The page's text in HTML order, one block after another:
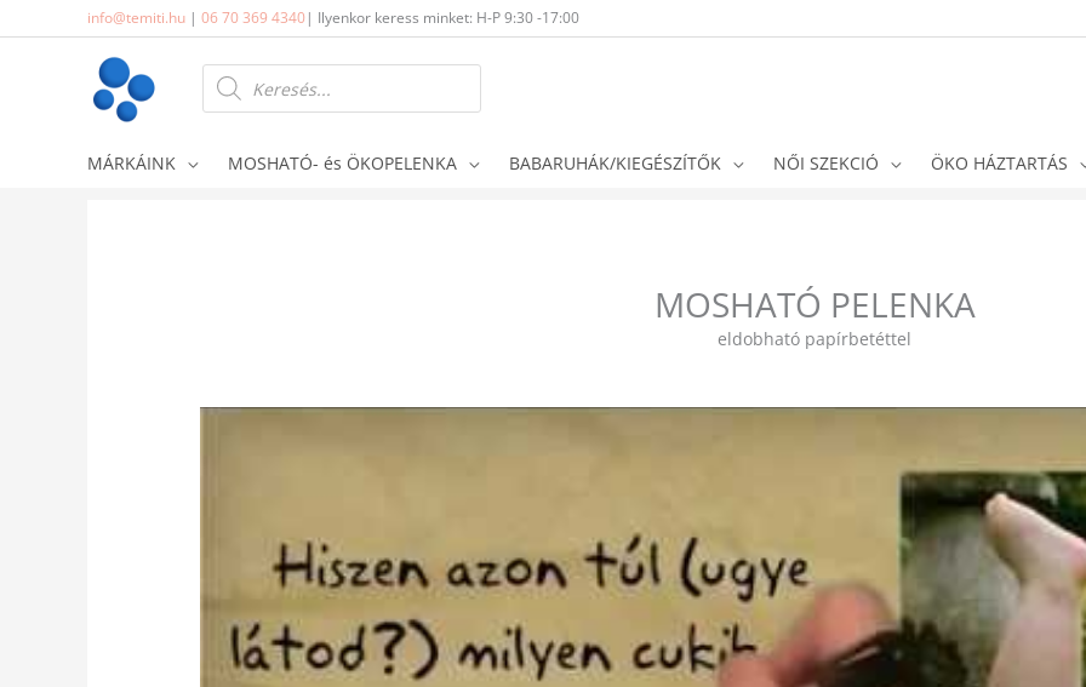
to
info@temiti.hu | 06 70 369 4340| Ilyenkor keress minket: H-P 9:30 -17:00
Products
search
MÁRKÁINK MOSHATÓ- és ÖKOPELENKA BABARUHÁK/KIEGÉSZÍTŐK NŐI SZEKCIÓ ÖKO HÁZTARTÁS
MOSHATÓ PELENKA
eldobható papírbetéttel